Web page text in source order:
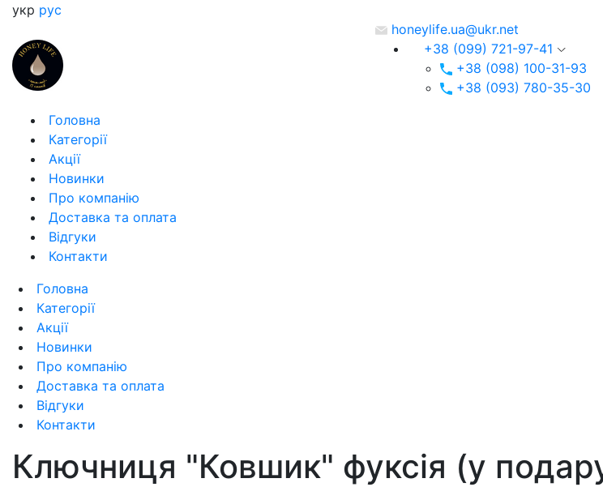
укр рус
honeylife.ua@ukr.net
+38 (099) 721-97-41
+38 (098) 100-31-93
+38 (093) 780-35-30
Головна
Категорії
Акції
Новинки
Про компанію
Доставка та оплата
Відгуки
Контакти
Головна
Категорії
Акції
Новинки
Про компанію
Доставка та оплата
Відгуки
Контакти
Ключниця "Ковшик" фуксія (у